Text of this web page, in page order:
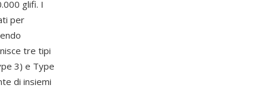
glifi. I
per
tre tipi
3) e Type
di insiemi